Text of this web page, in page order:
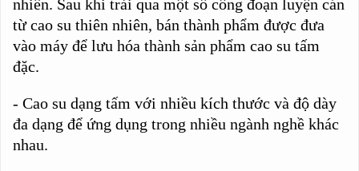
nhiên. Sau khi trải qua một số công đoạn luyện cán
từ cao su thiên nhiên, bán thành phẩm được đưa
vào máy để lưu hóa thành sản phẩm cao su tấm
đặc.
- Cao su dạng tấm với nhiều kích thước và độ dày
đa dạng để ứng dụng trong nhiều ngành nghề khác
nhau.